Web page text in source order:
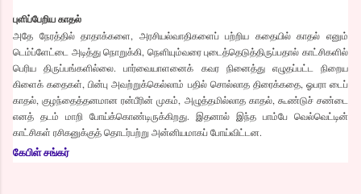
புளிப்பேறிய காதல்
அதே நேரத்தில் தாதாக்களை, அரசியல்வாதிகளைப் பற்றிய கதையில் காதல் எனும்
டெம்ப்ளேட்டை அடித்து நொறுக்கி, நெளியும்வரை புடைத்தெடுத்திருப்பதால் காட்சிகளில்
பெரிய திருப்பங்களில்லை. பார்வையாளனைக் கவர நினைத்து எழுதப்பட்ட நிறைய
கிளைக் கதைகள், பின்பு அவற்றுக்கெல்லாம் பதில் சொல்லாத திரைக்கதை, ஓபரா டைப்
காதல், குழந்தைத்தனமான ரன்பீரின் முகம், அழுத்தமில்லாத காதல், கூண்டுச் சண்டை
எனத் தடம் மாறி போய்க்கொண்டிருக்கிறது. இதனால் இந்த பாம்பே வெல்வெட்டின்
காட்சிகள் ரசிகனுக்குத் தொடர்பற்று அன்னியமாகப் போய்விட்டன.
கேபிள் சங்கர்